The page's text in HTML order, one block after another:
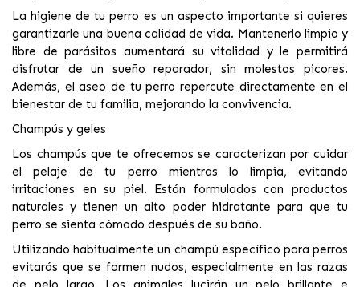
La higiene de tu perro es un aspecto importante si quieres
garantizarle una buena calidad de vida. Mantenerlo limpio y
libre de parásitos aumentará su vitalidad y le permitirá
disfrutar de un sueño reparador, sin molestos picores.
Además, el aseo de tu perro repercute directamente en el
bienestar de tu familia, mejorando la convivencia.
Champús y geles
Los champús que te ofrecemos se caracterizan por cuidar
el pelaje de tu perro mientras lo limpia, evitando
irritaciones en su piel. Están formulados con productos
naturales y tienen un alto poder hidratante para que tu
perro se sienta cómodo después de su baño.
Utilizando habitualmente un champú específico para perros
evitarás que se formen nudos, especialmente en las razas